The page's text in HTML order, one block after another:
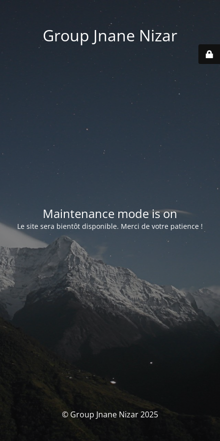
Group Jnane Nizar
Maintenance mode is on
Le site sera bientôt disponible. Merci de votre patience !
© Group Jnane Nizar 2025